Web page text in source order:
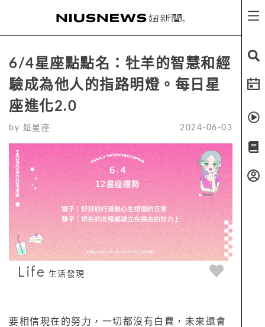
6/4星座點點名：牡羊的智慧和經
驗成為他人的指路明燈。每日星
座進化2.0
by 妞星座 2024-06-03
Life 生活發現
要相信現在的努力，一切都沒有白費，未來還會